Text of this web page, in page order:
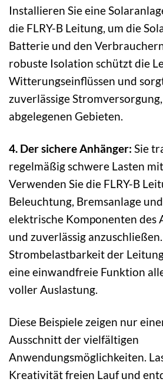
Installieren Sie eine
die FLRY-B Leitung, um die
Batterie und den
robuste Isolation schützt die
Witterungseinflüssen und
zuverlässige
abgelegenen Gebieten.
4. Der sichere Anhänger: Sie
regelmäßig schwere Lasten
Verwenden Sie die FLRY-B
Beleuchtung, Bremsanlage
elektrische Komponenten des
und zuverlässig
Strombelastbarkeit der
eine einwandfreie Funktion
voller Auslastung.
Diese Beispiele zeigen nur
Ausschnitt der vielfältigen
Anwendungsmöglichkeiten.
Kreativität freien Lauf und